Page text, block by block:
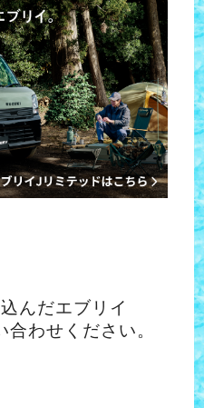
んだエブリイ
わせください。